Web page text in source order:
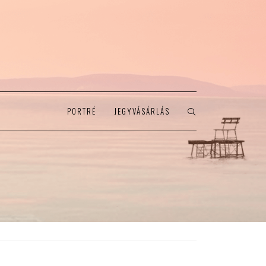
PORTRÉ JEGYVÁSÁRLÁS